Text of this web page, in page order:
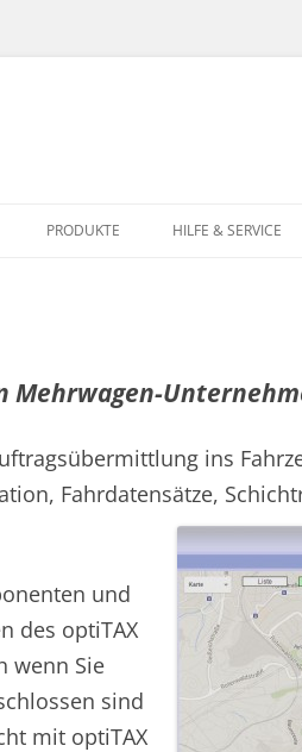
PRODUKTE HILFE & SERVICE
Mehrwagen-
ins
Fahrdatensätze,
und
des optiTAX
wenn Sie
sind
mit optiTAX